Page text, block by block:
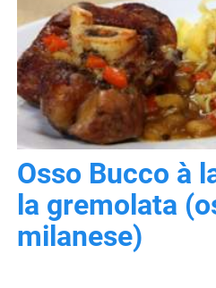
Osso Bucco à
la gremolata
milanese)